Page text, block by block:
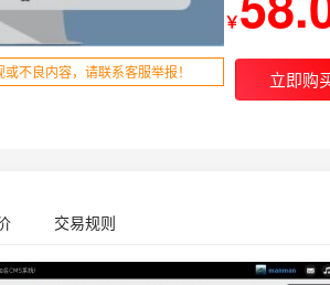
不良内容，请联系客服举报！
￥
立即购
交易规则